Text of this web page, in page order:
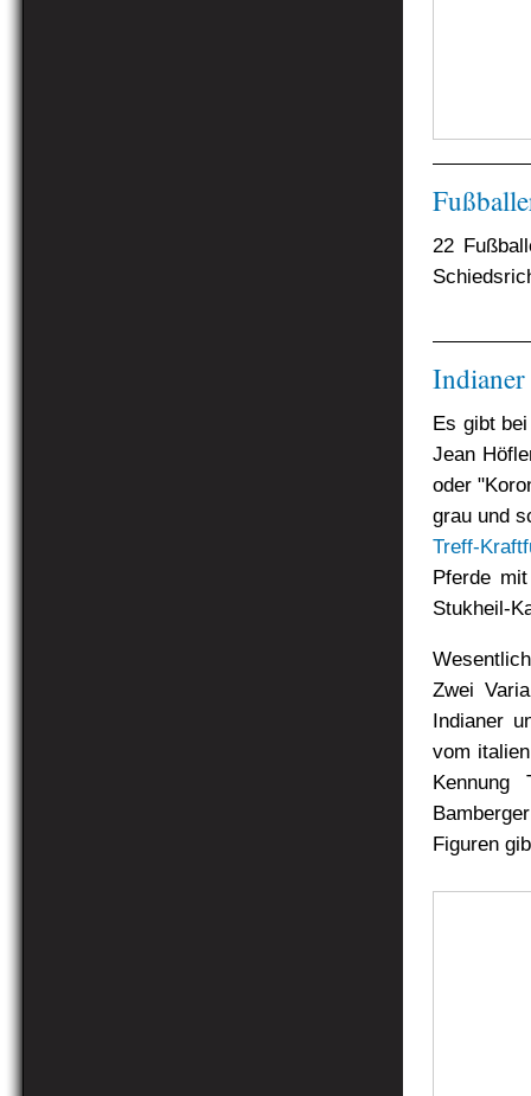
22
Es gibt
Jean
oder
grau und
Treff-
Pferde
Stukheil-
Zwei
Indianer
vom
Kennung
Figuren